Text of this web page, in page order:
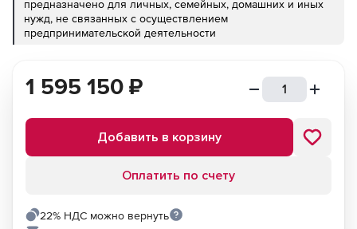
предназначено для личных, семейных, домашних и иных
нужд, не связанных с осуществлением
предпринимательской деятельности
1 595 150 ₽
Добавить в корзину
Оплатить по счету
22% НДС можно вернуть